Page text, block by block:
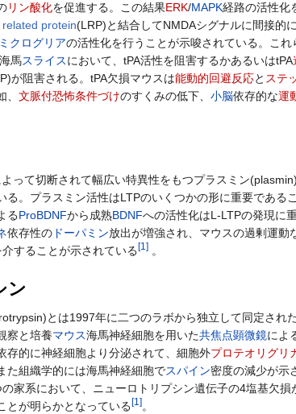
リン酸化を促進する。この結果ERK/MAPK経路の活性化
protein(LRP)と結合してNMDAシグナルに間接的
ミクログリアの活性化を行うことが示唆されている。こ
馬スライスにおいて、tPA活性を阻害するかあるいはtPA
が阻害される。tPA欠損マウスは能動的回避反応と ステ
文脈付恐怖条件づけのすくみの低下、 小脳依存的な運
って切断されて幅広い特異性をもつプラスミン
る。プラスミン活性はLTPのいくつかの形に重要であ
るProBDNFから成熟BDNFへの活性化はL-LTPの発現に
依存性の ドーパミン放出が増強され、マウスの過剰運
することが示されている [1] 。
ン
とは1997年に二つのラボから独立して同定され
察と培養マウス海馬神経細胞を用いた共焦点顕微鏡によ
存的に神経細胞より分泌されて、細胞外プロテオリグリ
た組織学的には海馬神経細胞でスパイン密度の減少が示
家系において、ニューロトリプシン遺伝子の4塩基欠損
とが明らかとなっている[1 ]。